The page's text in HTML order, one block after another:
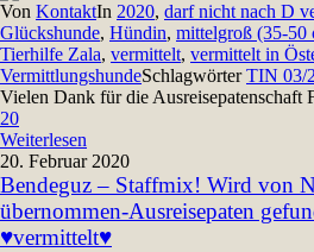
Von KontaktIn 2020, darf nicht nach D
Glückshunde, Hündin, mittelgroß (35-50
Tierhilfe Zala, vermittelt, vermittelt in
VermittlungshundeSchlagwörterTIN 03/
Vielen Dank für die Ausreisepatenschaft
20
Weiterlesen
20. Februar 2020
Bendeguz – Staffmix! Wird von
übernommen-Ausreisepaten
♥vermittelt♥